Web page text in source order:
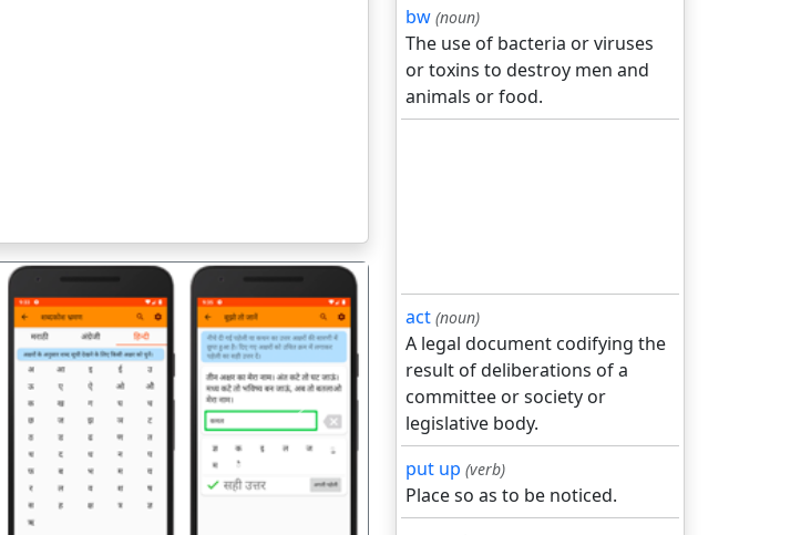
अगला
bw (noun)
The use of bacteria or viruses
or toxins to destroy men and
animals or food.
act (noun)
A legal document codifying the
result of deliberations of a
committee or society or
legislative body.
put up (verb)
Place so as to be noticed.